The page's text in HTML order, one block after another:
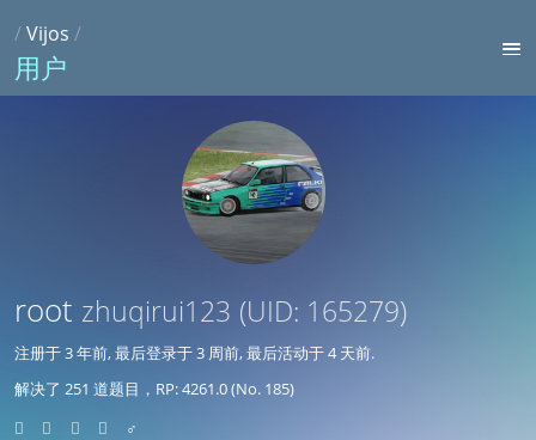
/Vijos /
用户
root zhuqirui123 (UID: 165279)
注册于3 年前, 最后登录于3 周前, 最后活动于4 天前.
解决了 251 道题目，RP: 4261.0 (No. 185)
♂